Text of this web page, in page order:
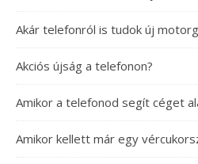
Akár telefonról is tudok új
Akciós újság a telefonon?
Amikor a telefonod segít céget
Amikor kellett már egy